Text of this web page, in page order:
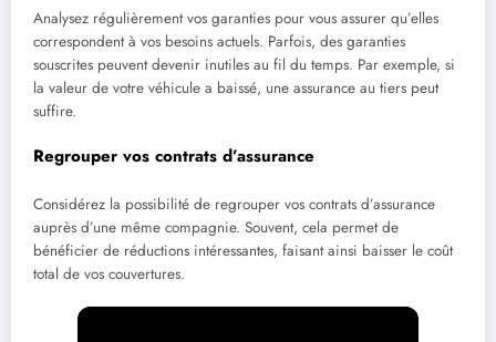
Analysez régulièrement vos garanties pour vous assurer qu’elles
correspondent à vos besoins actuels. Parfois, des garanties
souscrites peuvent devenir inutiles au fil du temps. Par exemple, si
la valeur de votre véhicule a baissé, une assurance au tiers peut
suffire.
Regrouper vos contrats d’assurance
Considérez la possibilité de regrouper vos contrats d’assurance
auprès d’une même compagnie. Souvent, cela permet de
bénéficier de réductions intéressantes, faisant ainsi baisser le coût
total de vos couvertures.